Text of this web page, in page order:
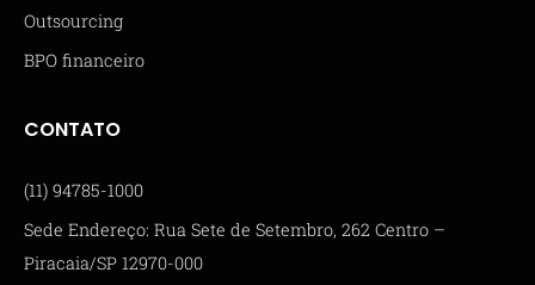
Outsourcing
BPO financeiro
CONTATO
(11) 94785-1000
Sede Endereço: Rua Sete de Setembro, 262 Centro –
Piracaia/SP 12970-000